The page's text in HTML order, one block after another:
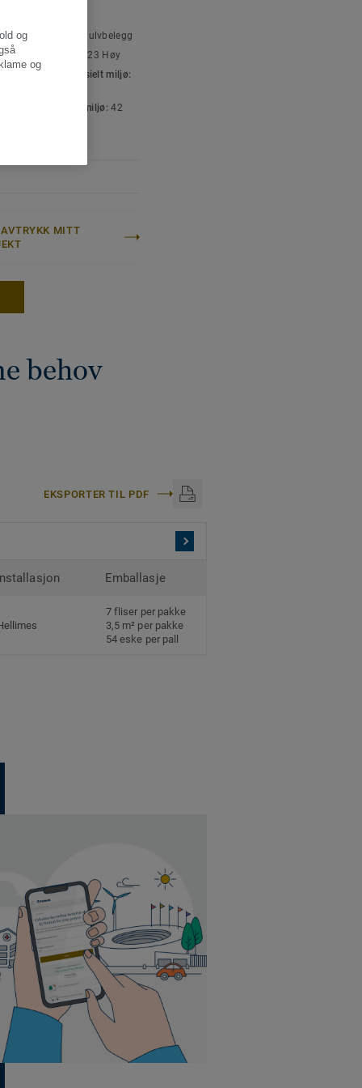
Heterogent gulvbelegg
for bomiljø: 23 Høy
for kommersielt miljø:
for industrimiljø:42
MITT
behov
EKSPORTER TIL PDF
Emballasje
7 fliser per pakke
3,5 m² per pakke
54 eske per pall
og
og